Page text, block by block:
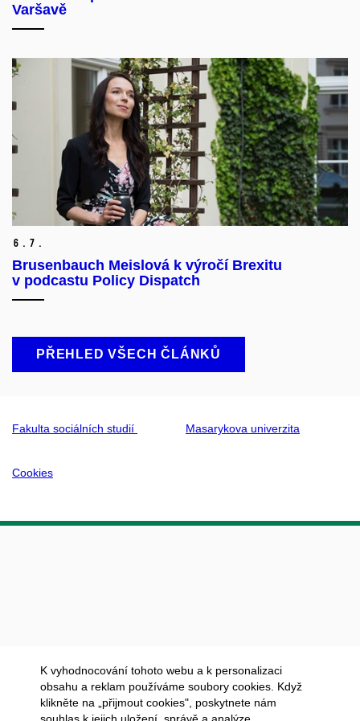
Varšavě
6. 7.
Brusenbauch Meislová k výročí Brexitu
v podcastu Policy Dispatch
PŘEHLED VŠECH ČLÁNKŮ
Fakulta sociálních studií Masarykova univerzita
Cookies
K vyhodnocování tohoto webu a k personalizaci
obsahu a reklam používáme soubory cookies. Když
klikněte na „přijmout cookies", poskytnete nám